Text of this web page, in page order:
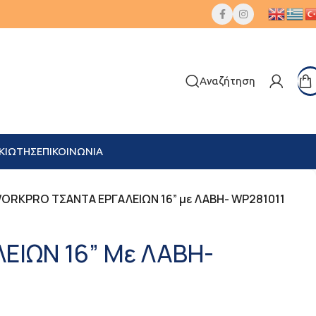
Αναζήτηση
ΕΠΙΚΟΙΝΩΝΙΑ
ΤΣΑΝΤΑ ΕΡΓΑΛΕΙΩΝ 16” με ΛΑΒΗ- WP281011
16” Με ΛΑΒΗ-